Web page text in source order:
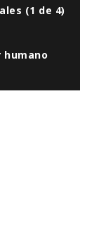
(1 de 4)
humano